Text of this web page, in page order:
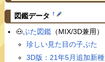
図鑑データ †
🐽ぶた図鑑（MIX/3D兼用）
珍しい見た目の子ぶた
3D版：21年5月追加新種